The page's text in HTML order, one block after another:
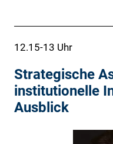
12.15-13 Uhr
Strategische
institutionelle
Ausblick